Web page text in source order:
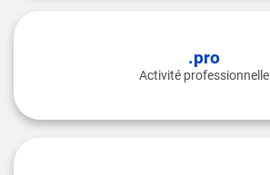
.pro
Activité professionnelle